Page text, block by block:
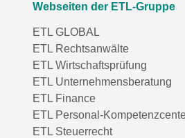
Webseiten der ETL-Gruppe
ETL GLOBAL
ETL Rechtsanwälte
ETL Wirtschaftsprüfung
ETL Unternehmensberatung
ETL Finance
ETL Personal-
ETL Steuerrecht